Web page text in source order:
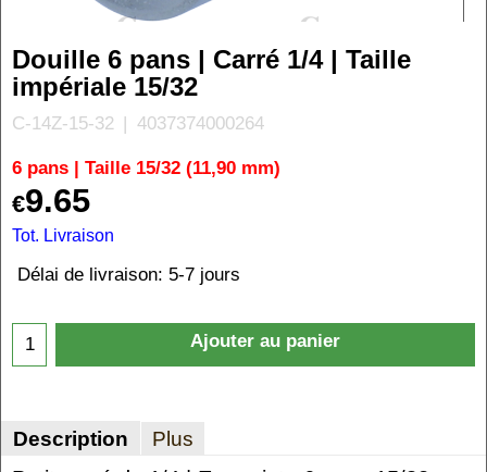
Douille 6 pans | Carré 1/4 | Taille
impériale 15/32
C-14Z-15-32 4037374000264
6 pans | Taille 15/32 (11,90 mm)
€9.65
Tot. Livraison
Délai de livraison: 5-7 jours
Ajouter au panier
Description Plus